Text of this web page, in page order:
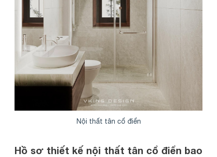
Nội thất tân cổ điển
Hồ sơ thiết kế nội thất tân cổ điển bao